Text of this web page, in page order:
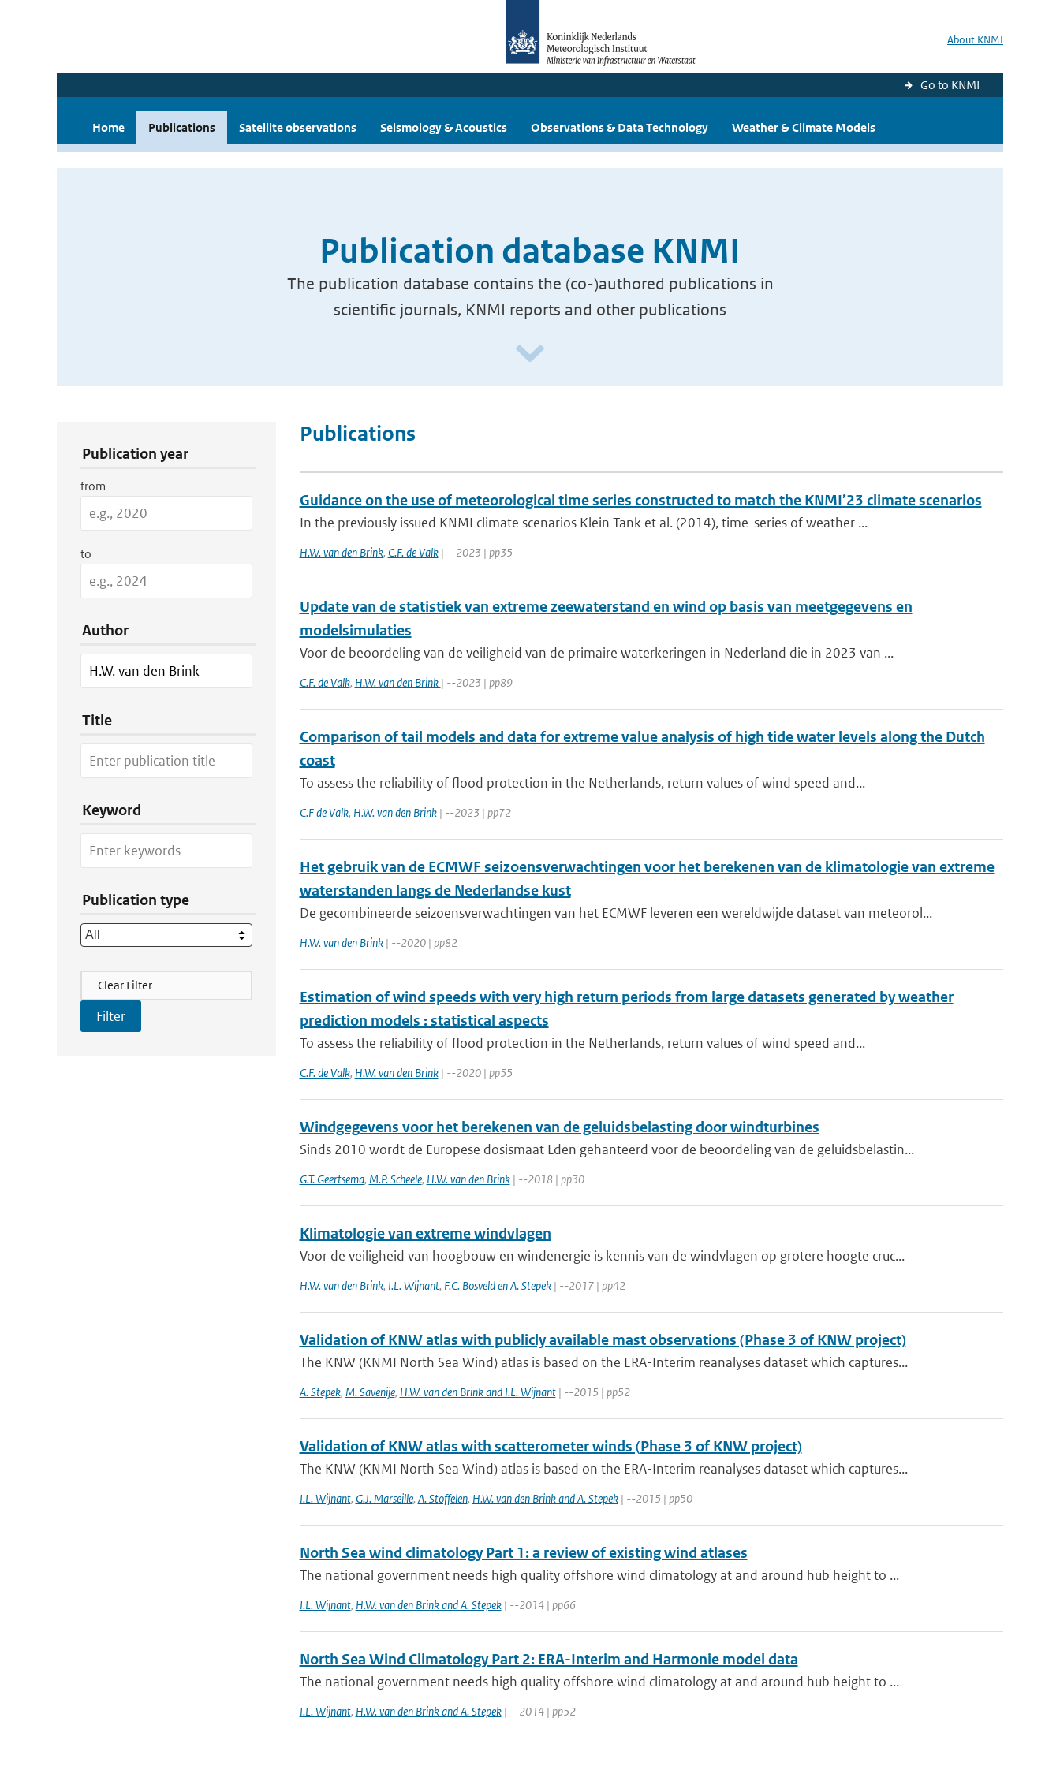
About KNMI
Go to KNMI
Home Publications Satellite observations Seismology & Acoustics Observations & Data Technology Weather & Climate Models
Publication database KNMI
The publication database contains the (co-)authored publications in
scientific journals, KNMI reports and other publications
Publication year
from
to
Author
Title
Keyword
Publication type
Filter Actions
Clear Filter
Publications
Guidance on the use of meteorological time series constructed to match the KNMI’23 climate scenarios
In the previously issued KNMI climate scenarios Klein Tank et al. (2014), time-series of weather ...
H.W. van den Brink, C.F. de Valk| --2023 | pp35
Update van de statistiek van extreme zeewaterstand en wind op basis van meetgegevens en
modelsimulaties
Voor de beoordeling van de veiligheid van de primaire waterkeringen in Nederland die in 2023 van ...
C.F. de Valk, H.W. van den Brink | --2023 | pp89
Comparison of tail models and data for extreme value analysis of high tide water levels along the Dutch
coast
To assess the reliability of flood protection in the Netherlands, return values of wind speed and...
C.F de Valk, H.W. van den Brink| --2023 | pp72
Het gebruik van de ECMWF seizoensverwachtingen voor het berekenen van de klimatologie van extreme
waterstanden langs de Nederlandse kust
De gecombineerde seizoensverwachtingen van het ECMWF leveren een wereldwijde dataset van meteorol...
H.W. van den Brink| --2020 | pp82
Estimation of wind speeds with very high return periods from large datasets generated by weather
prediction models : statistical aspects
To assess the reliability of flood protection in the Netherlands, return values of wind speed and...
C.F. de Valk, H.W. van den Brink| --2020 | pp55
Windgegevens voor het berekenen van de geluidsbelasting door windturbines
Sinds 2010 wordt de Europese dosismaat Lden gehanteerd voor de beoordeling van de geluidsbelastin...
G.T. Geertsema, M.P. Scheele, H.W. van den Brink| --2018 | pp30
Klimatologie van extreme windvlagen
Voor de veiligheid van hoogbouw en windenergie is kennis van de windvlagen op grotere hoogte cruc...
H.W. van den Brink, I.L. Wijnant, F.C. Bosveld en A. Stepek | --2017 | pp42
Validation of KNW atlas with publicly available mast observations (Phase 3 of KNW project)
The KNW (KNMI North Sea Wind) atlas is based on the ERA-Interim reanalyses dataset which captures...
A. Stepek, M. Savenije, H.W. van den Brink and I.L. Wijnant| --2015 | pp52
Validation of KNW atlas with scatterometer winds (Phase 3 of KNW project)
The KNW (KNMI North Sea Wind) atlas is based on the ERA-Interim reanalyses dataset which captures...
I.L. Wijnant, G.J. Marseille, A. Stoffelen, H.W. van den Brink and A. Stepek| --2015 | pp50
North Sea wind climatology Part 1: a review of existing wind atlases
The national government needs high quality offshore wind climatology at and around hub height to ...
I.L. Wijnant, H.W. van den Brink and A. Stepek| --2014 | pp66
North Sea Wind Climatology Part 2: ERA-Interim and Harmonie model data
The national government needs high quality offshore wind climatology at and around hub height to ...
I.L. Wijnant, H.W. van den Brink and A. Stepek| --2014 | pp52